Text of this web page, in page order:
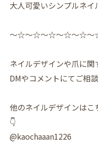
大人可愛いシンプルネイ
〜☆〜☆〜☆〜☆〜☆
ネイルデザインや爪に
DMやコメントにてご相
他のネイルデザインはこ
👇
@kaochaaan1226